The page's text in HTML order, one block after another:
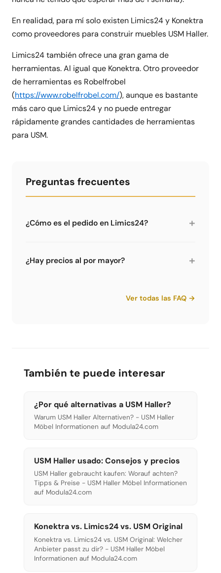
En realidad, para mí solo existen Limics24 y Konektra
como proveedores para construir muebles USM Haller.
Limics24 también ofrece una gran gama de
herramientas. Al igual que Konektra. Otro proveedor
de herramientas es Robelfrobel
(https://www.robelfrobel.com/), aunque es bastante
más caro que Limics24 y no puede entregar
rápidamente grandes cantidades de herramientas
para USM.
Preguntas frecuentes
¿Cómo es el pedido en Limics24? +
Haller para auto-montaje. El pago es por factura
(sin riesgo), el envío tarda 3-5 días laborables
¿Hay precios al por mayor? +
hasta 50% de descuento para grandes
cantidades. Especialmente interesante para
Ver todas las FAQ →
También te puede interesar
¿Por qué alternativas a USM Haller?
Warum USM Haller Alternativen? - USM Haller
Möbel Informationen auf Modula24.com
USM Haller usado: Consejos y precios
USM Haller gebraucht kaufen: Worauf achten?
Tipps & Preise - USM Haller Möbel Informationen
auf Modula24.com
Konektra vs. Limics24 vs. USM Original
Konektra vs. Limics24 vs. USM Original: Welcher
Anbieter passt zu dir? - USM Haller Möbel
Informationen auf Modula24.com